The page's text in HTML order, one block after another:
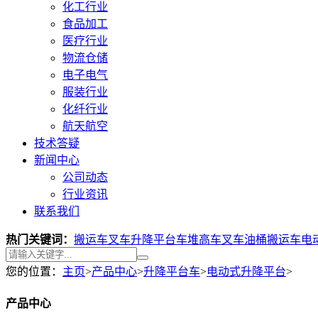
化工行业
食品加工
医疗行业
物流仓储
电子电气
服装行业
化纤行业
航天航空
技术答疑
新闻中心
公司动态
行业资讯
联系我们
热门关键词： 搬运车叉车升降平台车堆高车叉车油桶搬运车电
您的位置： 主页>产品中心>升降平台车>电动式升降平台>
产品中心